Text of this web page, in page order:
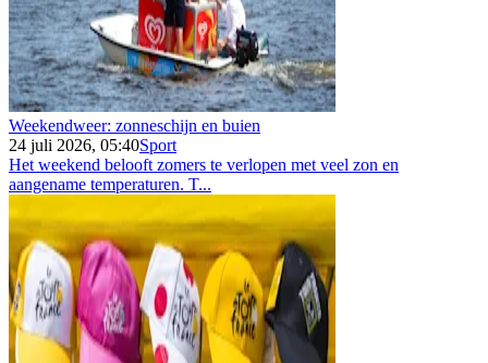
Weekendweer: zonneschijn en buien
24 juli 2026, 05:40Sport
Het weekend belooft zomers te verlopen met veel zon en
aangename temperaturen. T...